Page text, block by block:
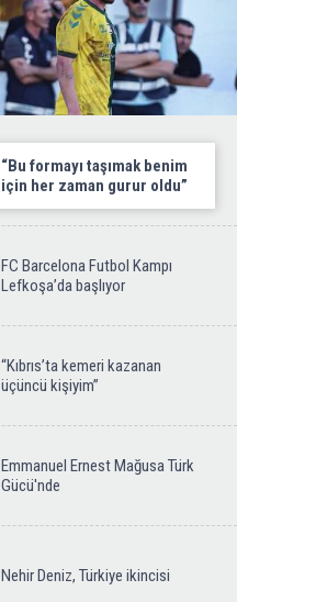
“Bu formayı taşımak benim
için her zaman gurur oldu”
FC Barcelona Futbol Kampı
Lefkoşa’da başlıyor
“Kıbrıs’ta kemeri kazanan
üçüncü kişiyim”
Emmanuel Ernest Mağusa Türk
Gücü'nde
Nehir Deniz, Türkiye ikincisi